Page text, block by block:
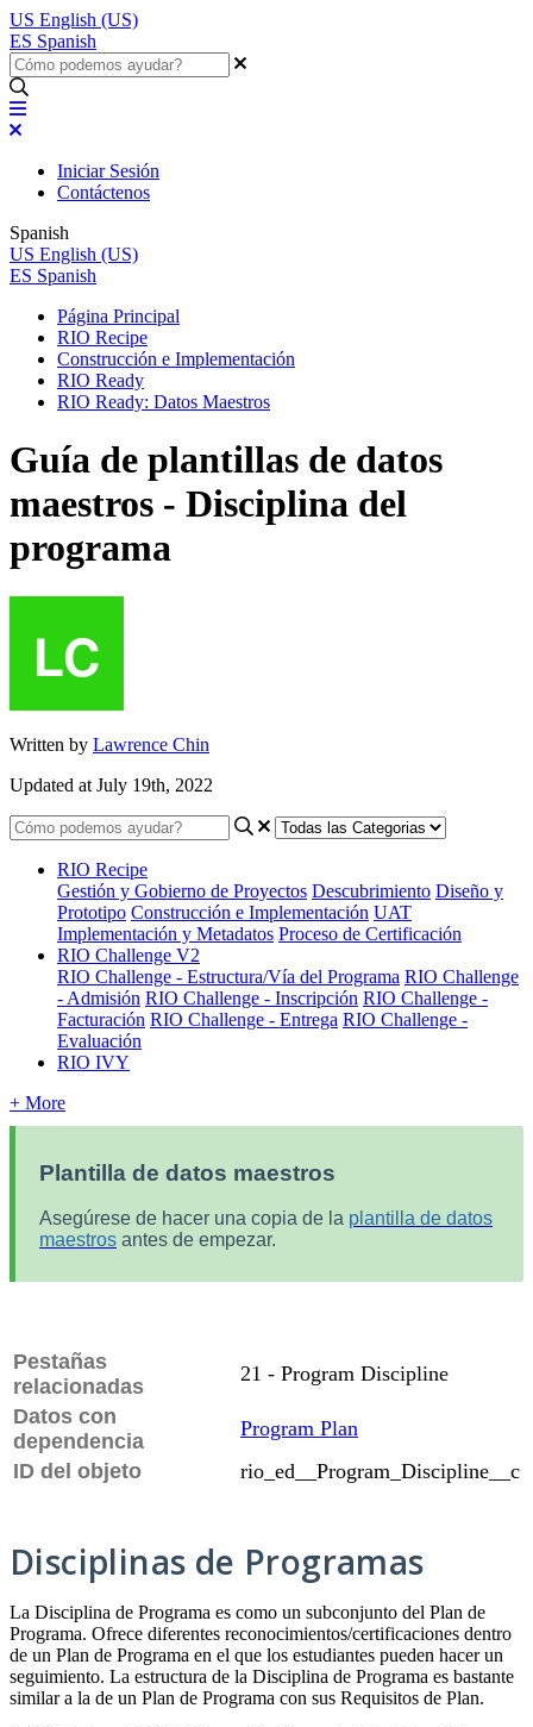
US English (US)
ES Spanish
Iniciar Sesión
Contáctenos
Spanish
US English (US)
ES Spanish
Página Principal
RIO Recipe
Construcción e Implementación
RIO Ready
RIO Ready: Datos Maestros
Guía de plantillas de datos
maestros - Disciplina del
programa
Written by Lawrence Chin
Updated at July 19th, 2022
RIO Recipe
Gestión y Gobierno de Proyectos Descubrimiento Diseño y
Prototipo Construcción e Implementación UAT
Implementación y Metadatos Proceso de Certificación
RIO Challenge V2
RIO Challenge - Estructura/Vía del Programa RIO Challenge
- Admisión RIO Challenge - Inscripción RIO Challenge -
Facturación RIO Challenge - Entrega RIO Challenge -
Evaluación
RIO IVY
+ More
Plantilla de datos maestros
Asegúrese de hacer una copia de la plantilla de datos
maestros antes de empezar.
Pestañas
relacionadas
21 - Program Discipline
Datos con
dependencia
Program Plan
ID del objeto
rio_ed__Program_Discipline__c
Disciplinas de Programas
La Disciplina de Programa es como un subconjunto del Plan de
Programa. Ofrece diferentes reconocimientos/certificaciones dentro
de un Plan de Programa en el que los estudiantes pueden hacer un
seguimiento. La estructura de la Disciplina de Programa es bastante
similar a la de un Plan de Programa con sus Requisitos de Plan.